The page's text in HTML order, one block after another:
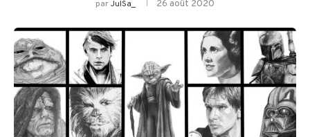
parJulSa_ 26 août 2020